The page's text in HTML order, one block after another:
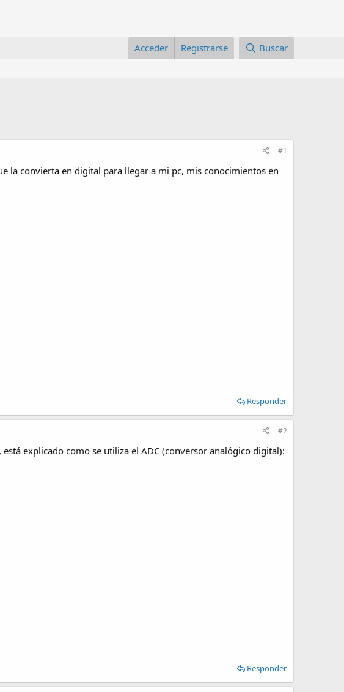
Acceder Registrarse Buscar
#1
la convierta en digital para llegar a mi pc, mis conocimientos en
Responder
#2
explicado como se utiliza el ADC (conversor analógico digital):
Responder